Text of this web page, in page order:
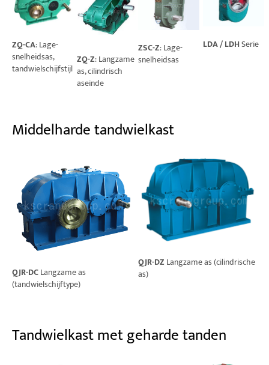
ZQ-CA: Lage-
snelheidsas,
tandwielschijfstijl
ZQ-Z: Langzame
as, cilindrisch
aseinde
ZSC-Z: Lage-
snelheidsas
LDA / LDHSerie
Middelharde tandwielkast
QJR-DCLangzame as
(tandwielschijftype)
QJR-DZ Langzame as (cilindrische
as)
Tandwielkast met geharde tanden